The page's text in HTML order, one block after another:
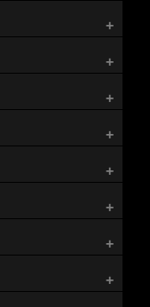
+
+
+
+
+
+
+
+